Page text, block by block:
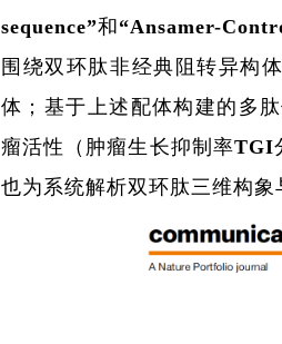
sequence”和“Ansamer-
围绕双环肽非经典阻转异构
体；基于上述配体构建的多
瘤活性（肿瘤生长抑制率TGI
也为系统解析双环肽三维构